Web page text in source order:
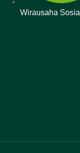
Wirausaha Sosial